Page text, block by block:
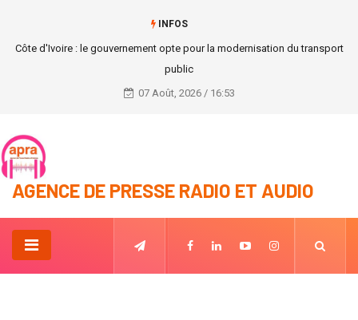
INFOS
Atelier de formation : les médias engagés pour la lutte contre les
violences basées sur le genre en Côte d’Ivoire
07 Août, 2026 / 16:53
AGENCE DE PRESSE RADIO ET AUDIO